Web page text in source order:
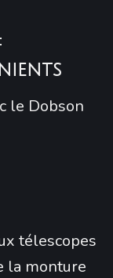
le Dobson
télescopes
la monture